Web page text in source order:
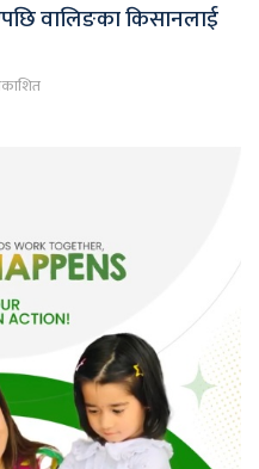
वालिङका किसानलाई